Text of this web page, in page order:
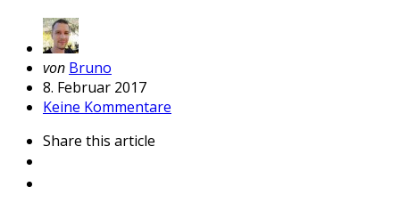
Geschrieben
von
von Bruno
8. Februar 2017
Keine Kommentare
Share this article